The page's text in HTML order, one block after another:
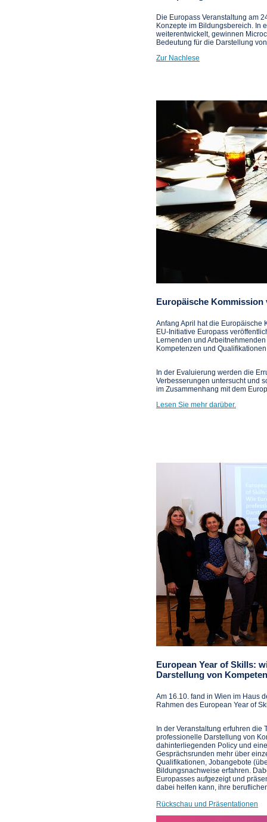
Die Europass Veranstaltung am
Konzepte im Bildungsbereich. In
weiterentwickelt, gewinnen
Bedeutung für die Darstellung
Zur Nachlese
Europäische
Anfang April hat die Europäische
EU-Initiative Europass
Lernenden und
Kompetenzen und
In der Evaluierung werden die
Verbesserungen untersucht und
im Zusammenhang mit dem
Lesen Sie mehr darüber.
European Year of Skills:
Darstellung von
Am 16.10. fand in Wien im Haus
Rahmen des European Year of
In der Veranstaltung erfuhren
professionelle Darstellung von
dahinterliegenden Policy und
Gesprächsrunden mehr über
Qualifikationen, Jobangebote
Bildungsnachweise erfahren.
Europasses aufgezeigt und
dabei helfen kann, ihre
Rückschau und Präsentationen